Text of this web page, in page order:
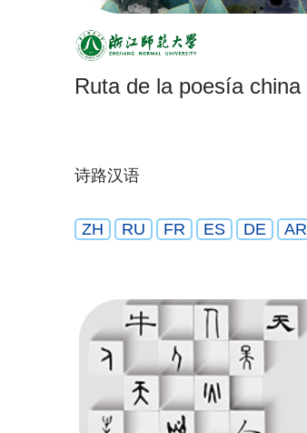
Ruta de la poesía china
诗路汉语
ZH RU FR ES DE AR